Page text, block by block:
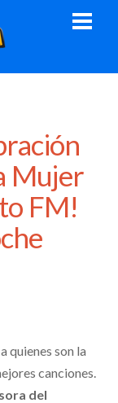
Mujer
FM!
quienes son la
canciones.
del